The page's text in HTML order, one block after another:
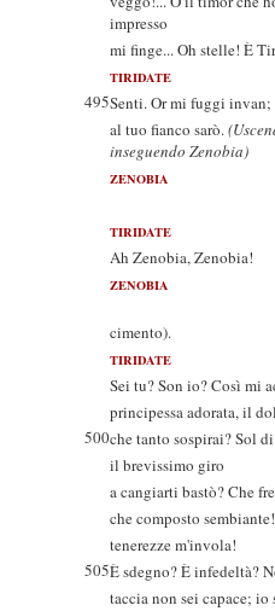
impresso
mi finge... Oh stelle! È
TIRIDATE
495Senti. Or mi fuggi
al tuo fianco sarò.
inseguendo Zenobia)
ZENOBIA
Ferma.
TIRIDATE
Ah Zenobia, Zenobia!
ZENOBIA
cimento).
TIRIDATE
Sei tu? Son io? Così mi
principessa adorata, il
500che tanto sospirai? Sol
il brevissimo giro
a cangiarti bastò? Che
che composto
tenerezze m'invola!
505È sdegno? È infedeltà?
taccia non sei capace; io